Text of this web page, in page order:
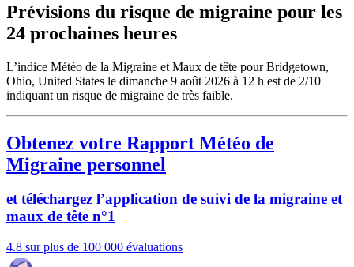
Prévisions du risque de migraine pour les
24 prochaines heures
L’indice Météo de la Migraine et Maux de tête pour Bridgetown,
Ohio, United States le dimanche 9 août 2026 à 12 h est de 2/10
indiquant un risque de migraine de très faible.
Obtenez votre Rapport Météo de
Migraine personnel
et téléchargez l’application de suivi de la migraine et
maux de tête n°1
4.8 sur plus de 100 000 évaluations